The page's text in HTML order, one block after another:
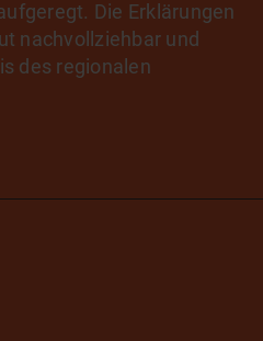
Die Erklärungen
nachvollziehbar und
des regionalen